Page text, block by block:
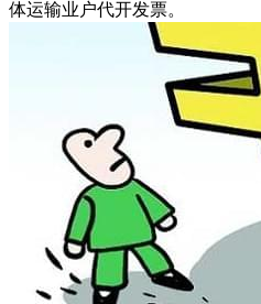
体运输业户代开发票。